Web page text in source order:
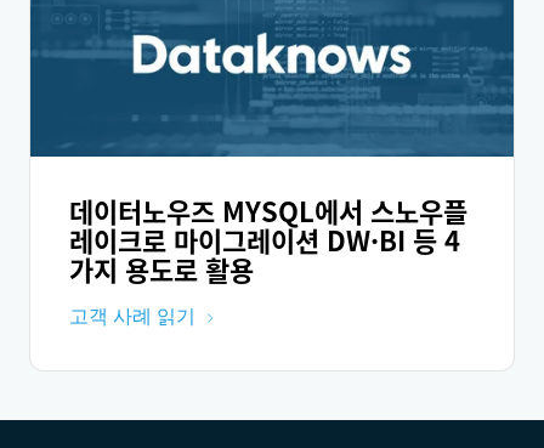
데이터노우즈 MYSQL에서 스노우플
레이크로 마이그레이션 DW·BI 등 4
가지 용도로 활용
고객 사례 읽기